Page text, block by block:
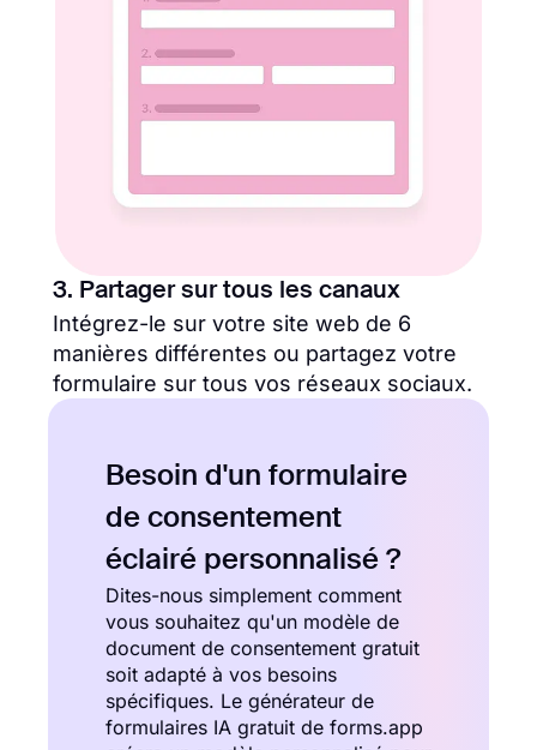
3. Partager sur tous les canaux
Intégrez-le sur votre site web de 6
manières différentes ou partagez votre
formulaire sur tous vos réseaux sociaux.
Besoin d'un formulaire
de consentement
éclairé personnalisé ?
Dites-nous simplement comment
vous souhaitez qu'un modèle de
document de consentement gratuit
soit adapté à vos besoins
spécifiques. Le générateur de
formulaires IA gratuit de forms.app